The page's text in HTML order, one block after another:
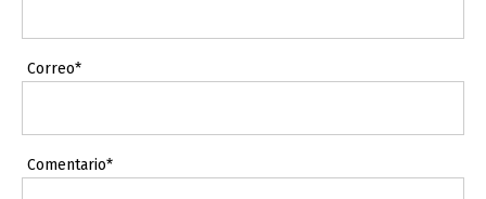
Correo*
Comentario*